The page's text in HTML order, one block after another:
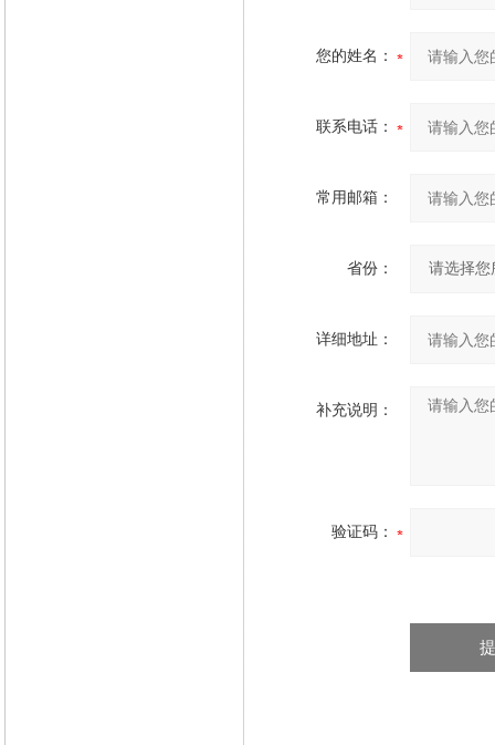
您的姓名：
联系电话：
常用邮箱：
省份：
详细地址：
补充说明：
验证码：